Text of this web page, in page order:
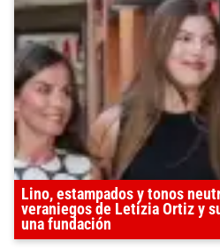
Lino, estampados y tonos
veraniegos de Letizia Ortiz y
una fundación